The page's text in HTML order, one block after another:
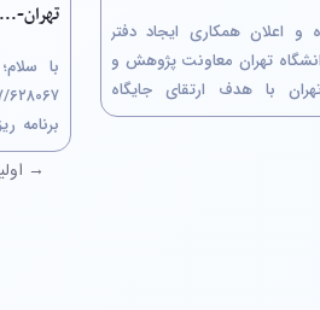
فراخوان جذب ایده و اعلان همکاری ایجاد دفتر
انتقال فناوری در دانشگاه تهران معاونت پژوهش و
با هدف ارتقای جایگاه
نوآوری و تبدیل دستاوردهای
تهران-...
برنامه
پروژه
→